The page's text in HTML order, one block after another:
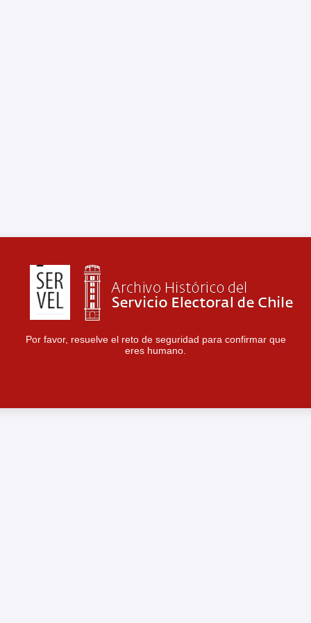
Por favor, resuelve el reto de seguridad para confirmar que
eres humano.